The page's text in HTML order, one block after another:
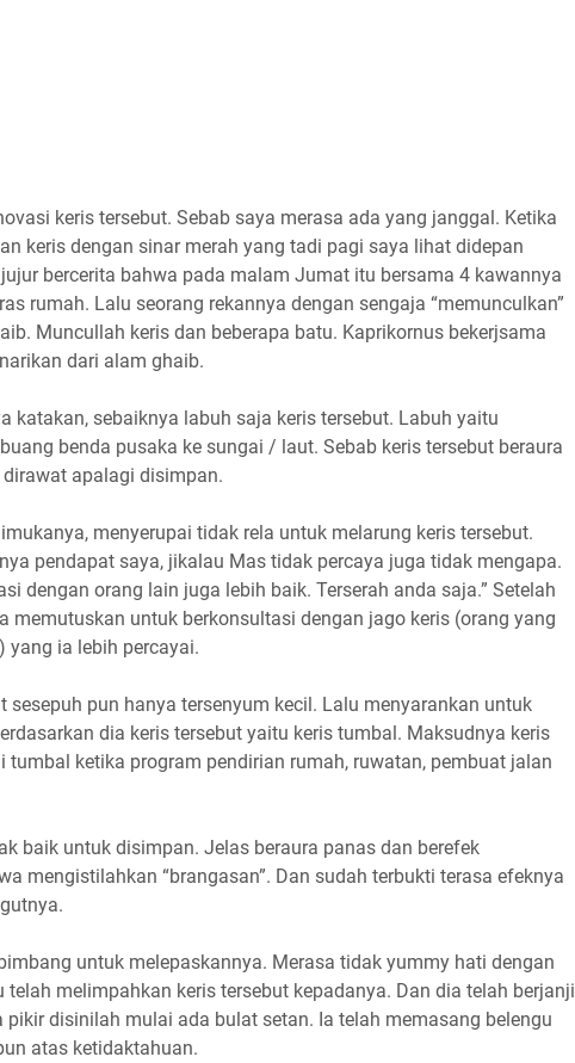
keris tersebut. Sebab saya merasa ada yang janggal. Ketika
keris dengan sinar merah yang tadi pagi saya lihat didepan
bercerita bahwa pada malam Jumat itu bersama 4 kawannya
rumah. Lalu seorang rekannya dengan sengaja “memunculkan”
Muncullah keris dan beberapa batu. Kaprikornus bekerjsama
dari alam ghaib.
katakan, sebaiknya labuh saja keris tersebut. Labuh yaitu
benda pusaka ke sungai / laut. Sebab keris tersebut beraura
apalagi disimpan.
menyerupai tidak rela untuk melarung keris tersebut.
pendapat saya, jikalau Mas tidak percaya juga tidak mengapa.
dengan orang lain juga lebih baik. Terserah anda saja.” Setelah
memutuskan untuk berkonsultasi dengan jago keris (orang yang
yang ia lebih percayai.
sesepuh pun hanya tersenyum kecil. Lalu menyarankan untuk
dia keris tersebut yaitu keris tumbal. Maksudnya keris
tumbal ketika program pendirian rumah, ruwatan, pembuat jalan
baik untuk disimpan. Jelas beraura panas dan berefek
mengistilahkan “brangasan”. Dan sudah terbukti terasa efeknya
untuk melepaskannya. Merasa tidak yummy hati dengan
telah melimpahkan keris tersebut kepadanya. Dan dia telah berjanji
pikir disinilah mulai ada bulat setan. Ia telah memasang belengu
atas ketidaktahuan.